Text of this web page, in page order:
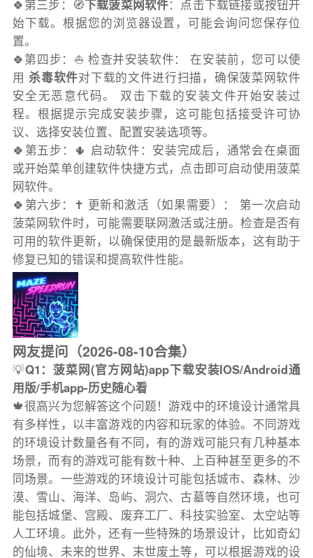
🍀第三步：🧭下载菠菜网软件：点击下载链接或按钮开
始下载。根据您的浏览器设置，可能会询问您保存位
置。
🍀第四步：⛵️ 检查并安装软件： 在安装前，您可以使
用杀毒软件对下载的文件进行扫描，确保菠菜网软件
安全无恶意代码。 双击下载的安装文件开始安装过
程。根据提示完成安装步骤，这可能包括接受许可协
议、选择安装位置、配置安装选项等。
🍀第五步：🌵 启动软件：安装完成后，通常会在桌面
或开始菜单创建软件快捷方式，点击即可启动使用菠菜
网软件。
🍀第六步：✝️ 更新和激活（如果需要）： 第一次启动
菠菜网软件时，可能需要联网激活或注册。检查是否有
可用的软件更新，以确保使用的是最新版本，这有助于
修复已知的错误和提高软件性能。
网友提问（2026-08-10合集）
💡Q1：菠菜网(官方网站)app下载安装IOS/Android通
用版/手机app-历史随心看
🍁很高兴为您解答这个问题！游戏中的环境设计通常具
有多样性，以丰富游戏的内容和玩家的体验。不同游戏
的环境设计数量各有不同，有的游戏可能只有几种基本
场景，而有的游戏可能有数十种、上百种甚至更多的不
同场景。一些游戏的环境设计可能包括城市、森林、沙
漠、雪山、海洋、岛屿、洞穴、古墓等自然环境，也可
能包括城堡、宫殿、废弃工厂、科技实验室、太空站等
人工环境。此外，还有一些特殊的场景设计，比如奇幻
的仙境、未来的世界、末世废土等，可以根据游戏的设